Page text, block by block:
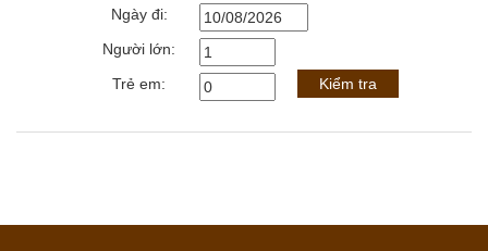
Ngày đi:
Người lớn:
Trẻ em:
Kiểm tra